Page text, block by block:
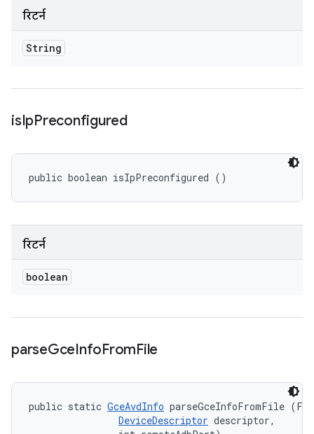
रिटर्न
String
isIpPreconfigured
public boolean isIpPreconfigured ()
रिटर्न
boolean
parseGceInfoFromFile
public static GceAvdInfo parseGceInfoFromFile
DeviceDescriptor descriptor,